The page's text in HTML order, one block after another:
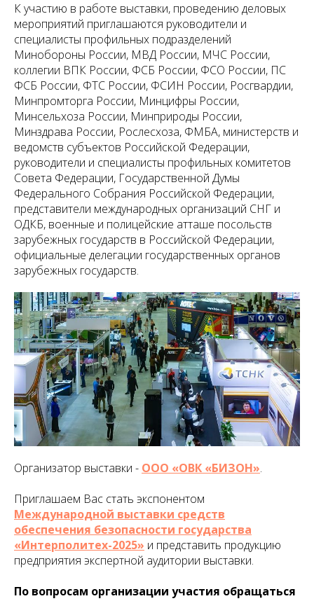
К участию в работе выставки, проведению деловых
мероприятий приглашаются руководители и
специалисты профильных подразделений
Минобороны России, МВД России, МЧС России,
коллегии ВПК России, ФСБ России, ФСО России, ПС
ФСБ России, ФТС России, ФСИН России, Росгвардии,
Минпромторга России, Минцифры России,
Минсельхоза России, Минприроды России,
Минздрава России, Рослесхоза, ФМБА, министерств и
ведомств субъектов Российской Федерации,
руководители и специалисты профильных комитетов
Совета Федерации, Государственной Думы
Федерального Собрания Российской Федерации,
представители международных организаций СНГ и
ОДКБ, военные и полицейские атташе посольств
зарубежных государств в Российской Федерации,
официальные делегации государственных органов
зарубежных государств.
Организатор выставки - ООО «ОВК «БИЗОН».
Приглашаем Вас стать экспонентом
Международной выставки средств
обеспечения безопасности государства
«Интерполитех-2025» и представить продукцию
предприятия экспертной аудитории выставки.
По вопросам организации участия обращаться